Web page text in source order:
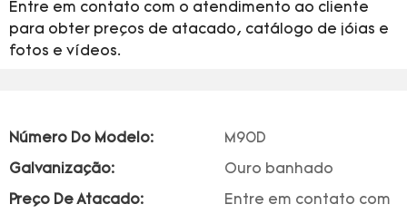
Entre em contato com o atendimento ao cliente
para obter preços de atacado, catálogo de jóias e
fotos e vídeos.
Número Do Modelo: M90D
Galvanização: Ouro banhado
Preço De Atacado:
Entre em contato com